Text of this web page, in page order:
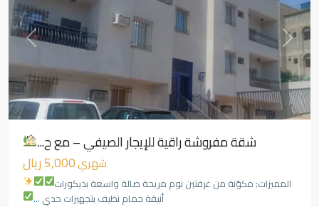
Next
شقة مفروشة راقية للإيجار الصيفي – مع ح...
شهري5,000 ريال
المميزات: مكوّنة من غرفتين نوم مريحة صالة واسعة بديكورات
أنيقة حمام نظيف بتجهيزات حدي ...